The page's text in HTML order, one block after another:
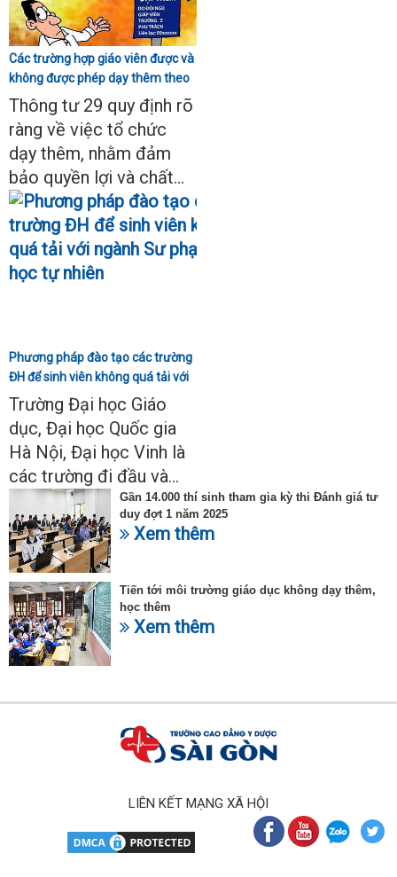
Các trường hợp giáo viên được và
không được phép dạy thêm theo
Thông tư 29
Thông tư 29 quy định rõ
ràng về việc tổ chức
dạy thêm, nhằm đảm
bảo quyền lợi và chất...
Phương pháp đào tạo các trường
ĐH để sinh viên không quá tải với
ngành Sư phạm Khoa học tự
nhiên
Trường Đại học Giáo
dục, Đại học Quốc gia
Hà Nội, Đại học Vinh là
các trường đi đầu và...
Gần 14.000 thí sinh tham gia kỳ thi Đánh giá tư
duy đợt 1 năm 2025
Xem thêm
Tiến tới môi trường giáo dục không dạy thêm,
học thêm
Xem thêm
LIÊN KẾT MẠNG XÃ HỘI